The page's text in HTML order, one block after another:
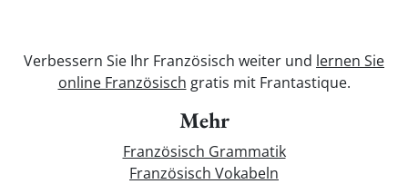
Verbessern Sie Ihr Französisch weiter und lernen Sie
online Französisch gratis mit Frantastique.
Mehr
Französisch Grammatik
Französisch Vokabeln